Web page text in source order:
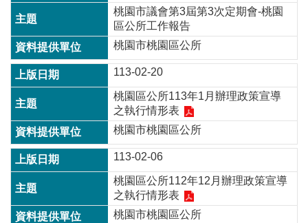
市
府
E
n
s
h
隱
私
政
桃園市議會第3屆第3次定期會-桃園
區公所工作報告
桃園市桃園區公所
113-02-20
桃園區公所113年1月辦理政策宣導
之執行情形表
桃園市桃園區公所
113-02-06
桃園區公所112年12月辦理政策宣導
之執行情形表
桃園市桃園區公所